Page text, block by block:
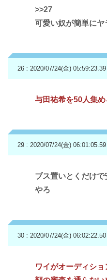
>>27
可愛い奴が簡単に
26 : 2020/07/24(金) 05:59:23.39
与田祐希を50人集め
29 : 2020/07/24(金) 06:01:05.59
ブス置いとくだけ
やろ
30 : 2020/07/24(金) 06:02:22.50
ワイがオーディシ